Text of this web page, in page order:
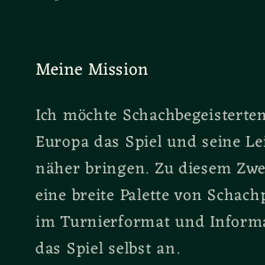
Meine Mission
Ich möchte
Europa das Spiel und seine
näher bringen. Zu diesem
eine breite Palette von
im Turnierformat und
das Spiel selbst an.